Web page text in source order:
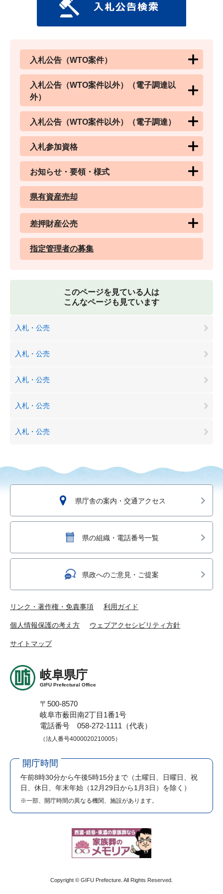
入札公告（WTO案件）
入札公告（WTO案件以外）（電子調達以
外）
入札公告（WTO案件以外）（電子調達）
入札参加資格
お知らせ・要領・様式
県有資産売却
差押財産公売
指定管理者の募集
このページを見ている人は
こんなページも見ています
入札・公売
入札・公売
入札・公売
入札・公売
入札・公売
県庁舎の案内・交通アクセス
県の組織・電話番号一覧
県政へのご意見・ご提案
リンク・著作権・免責事項 利用ガイド
個人情報保護の考え方 ウェブアクセシビリティ方針
サイトマップ
岐阜県庁
GIFU Prefectural Office
〒500-8570
岐阜市薮田南2丁目1番1号
電話番号 058-272-1111（代表）
（法人番号4000020210005）
開庁時間
午前8時30分から午後5時15分まで （土曜日、日曜日、祝
日、休日、年末年始（12月29日から1月3日）を除く）
※一部、開庁時間の異なる機関、施設があります。
Copyright © GIFU Prefecture. All Rights Reserved.